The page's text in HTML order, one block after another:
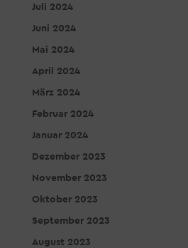
Juli 2024
Juni 2024
Mai 2024
April 2024
März 2024
Februar 2024
Januar 2024
Dezember 2023
November 2023
Oktober 2023
September 2023
August 2023